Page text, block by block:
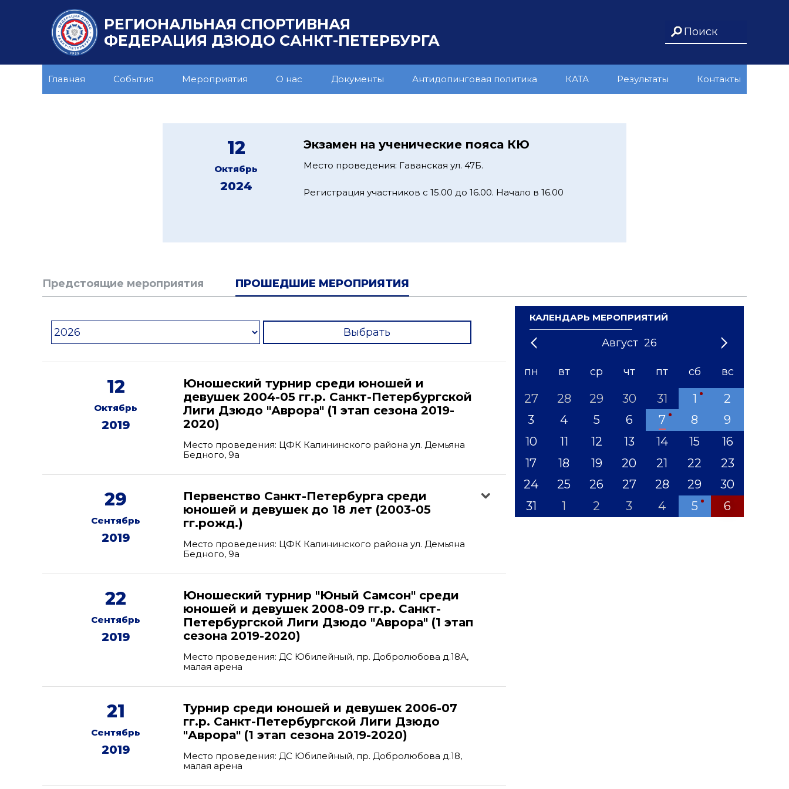
РЕГИОНАЛЬНАЯ СПОРТИВНАЯ
ФЕДЕРАЦИЯ ДЗЮДО САНКТ-ПЕТЕРБУРГА
Главная События Мероприятия О нас Документы Антидопинговая политика КАТА Результаты Контакты
12
Октябрь
2024
Экзамен на ученические пояса КЮ
Место проведения: Гаванская ул. 47Б.
Регистрация участников с 15.00 до 16.00. Начало в 16.00
Предстоящие мероприятия ПРОШЕДШИЕ МЕРОПРИЯТИЯ
Выбрать
12
Октябрь
2019
Юношеский турнир среди юношей и
девушек 2004-05 гг.р. Санкт-Петербургской
Лиги Дзюдо "Аврора" (1 этап сезона 2019-
2020)
Место проведения: ЦФК Калининского района ул. Демьяна
Бедного, 9а
29
Сентябрь
2019
Первенство Санкт-Петербурга среди
юношей и девушек до 18 лет (2003-05
гг.рожд.)
Место проведения: ЦФК Калининского района ул. Демьяна
Бедного, 9а
22
Сентябрь
2019
Юношеский турнир "Юный Самсон" среди
юношей и девушек 2008-09 гг.р. Санкт-
Петербургской Лиги Дзюдо "Аврора" (1 этап
сезона 2019-2020)
Место проведения: ДС Юбилейный, пр. Добролюбова д.18А,
малая арена
21
Сентябрь
2019
Турнир среди юношей и девушек 2006-07
гг.р. Санкт-Петербургской Лиги Дзюдо
"Аврора" (1 этап сезона 2019-2020)
Место проведения: ДС Юбилейный, пр. Добролюбова д.18,
малая арена
КАЛЕНДАРЬ МЕРОПРИЯТИЙ
Август 26
1 3 5 8 10 12
'21 '23 '24 '25 '26 '27 '28 '29 '31
пн вт ср чт пт сб вс
27 28 29 30 31 1
2
3
4 5 6 7 8
9
10
11 12 13 14 15
16
17
18 19 20 21 22
23
24
25 26 27 28 29
30
31
1 2 3 4 5 6